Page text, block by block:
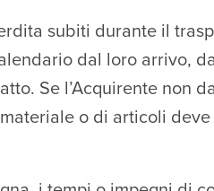
subiti durante il
dal loro arrivo,
Se l’Acquirente non
o di articoli